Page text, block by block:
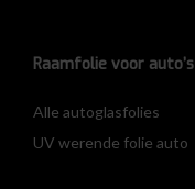
Raamfolie voor auto’s
Alle autoglasfolies
UV werende folie auto